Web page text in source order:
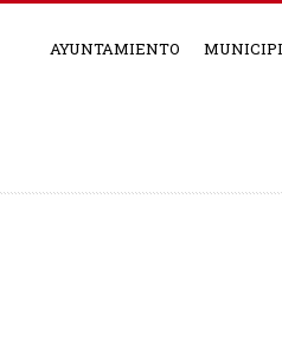
AYUNTAMIENTO